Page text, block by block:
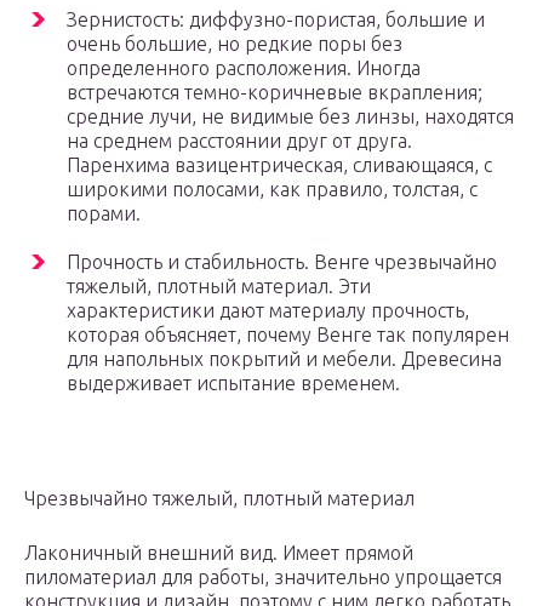
Зернистость: диффузно-пористая, большие и
очень большие, но редкие поры без
определенного расположения. Иногда
встречаются темно-коричневые вкрапления;
средние лучи, не видимые без линзы, находятся
на среднем расстоянии друг от друга.
Паренхима вазицентрическая, сливающаяся, с
широкими полосами, как правило, толстая, с
порами.
Прочность и стабильность. Венге чрезвычайно
тяжелый, плотный материал. Эти
характеристики дают материалу прочность,
которая объясняет, почему Венге так популярен
для напольных покрытий и мебели. Древесина
выдерживает испытание временем.
Чрезвычайно тяжелый, плотный материал
Лаконичный внешний вид. Имеет прямой
пиломатериал для работы, значительно упрощается
конструкция и дизайн, поэтому с ним легко работать,